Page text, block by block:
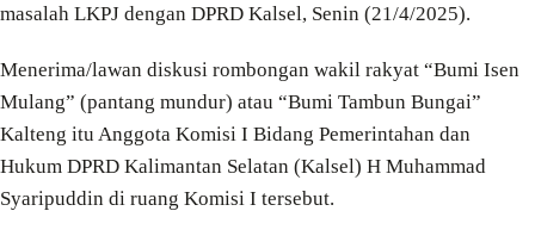
masalah LKPJ dengan DPRD Kalsel, Senin (21/4/2025).
Menerima/lawan diskusi rombongan wakil rakyat “Bumi Isen
Mulang” (pantang mundur) atau “Bumi Tambun Bungai”
Kalteng itu Anggota Komisi I Bidang Pemerintahan dan
Hukum DPRD Kalimantan Selatan (Kalsel) H Muhammad
Syaripuddin di ruang Komisi I tersebut.